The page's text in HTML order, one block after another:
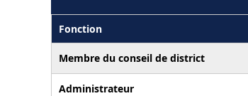
Fonction
Membre du conseil de district
Administrateur